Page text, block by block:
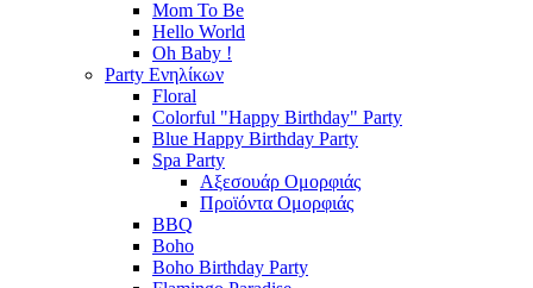
Mom To Be
Hello World
Oh Baby !
Party Ενηλίκων
Floral
Colorful "Happy Birthday" Party
Blue Happy Birthday Party
Spa Party
Αξεσουάρ Ομορφιάς
Προϊόντα Ομορφιάς
BBQ
Boho
Boho Birthday Party